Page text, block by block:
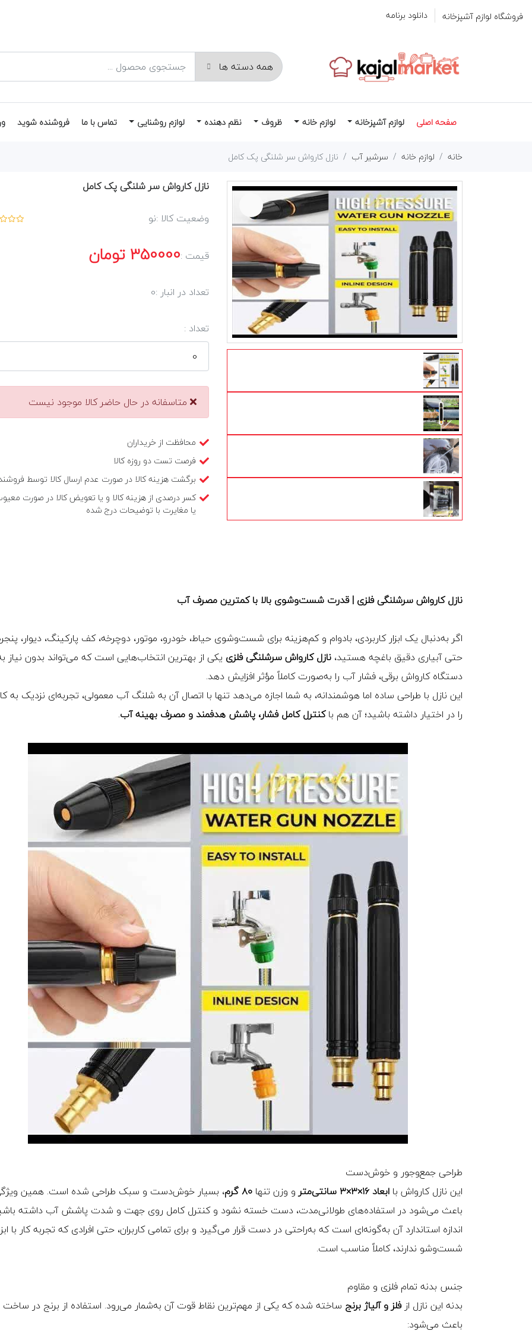
فروشگاه لوازم آشپزخانه دانلود برنامه
صفحه اصلی لوازم آشپزخانه لوازم خانه ظروف نظم دهنده لوازم روشنایی تماس با ما فروشنده شوید
خانه لوازم خانه سرشیر آب نازل کارواش سر شلنگی پک کامل
نازل کارواش سر شلنگی پک کامل
وضعیت کالا :نو
قیمت :350000 تومان
تعداد در انبار :0
تعداد :
متاسفانه در حال حاضر کالا موجود نیست
محافظت از خریداران
فرصت تست دو روزه کالا
برگشت هزینه کالا در صورت عدم ارسال کالا توسط
کسر درصدی از هزینه کالا و یا تعویض کالا در صورت
یا مغایرت با توضیحات درج شده
نازل کارواش سرشلنگی فلزی | قدرت شست‌وشوی بالا با کمترین مصرف آب
اگر به‌دنبال یک ابزار کاربردی، بادوام و کم‌هزینه برای شست‌وشوی حیاط، خودرو، موتور، دوچرخه، کف پارکینگ، دیوار،
حتی آبیاری دقیق باغچه هستید، نازل کارواش سرشلنگی فلزی یکی از بهترین انتخاب‌هایی است که می‌تواند بدون نیاز
دستگاه کارواش برقی، فشار آب را به‌صورت کاملاً مؤثر افزایش دهد.
این نازل با طراحی ساده اما هوشمندانه، به شما اجازه می‌دهد تنها با اتصال آن به شلنگ آب معمولی، تجربه‌ای نزدیک به
را در اختیار داشته باشید؛ آن هم باکنترل کامل فشار، پاشش هدفمند و مصرف بهینه آب.
طراحی جمع‌وجور و خوش‌دست
این نازل کارواش با ابعاد ۱۶×۳×۳ سانتی‌متر و وزن تنها ۸۰ گرم
، بسیار خوش‌دست و سبک طراحی شده است. همین
باعث می‌شود در استفاده‌های طولانی‌مدت، دست خسته نشود و کنترل کامل روی جهت و شدت پاشش آب داشته
اندازه استاندارد آن به‌گونه‌ای است که به‌راحتی در دست قرار می‌گیرد و برای تمامی کاربران، حتی افرادی که تجربه کار با
شست‌وشو ندارند، کاملاً مناسب است.
جنس بدنه تمام فلزی و مقاوم
بدنه این نازل ازفلز و آلیاژ برنج ساخته شده که یکی از مهم‌ترین نقاط قوت آن به‌شمار می‌رود. استفاده از برنج در ساخت
باعث می‌شود: